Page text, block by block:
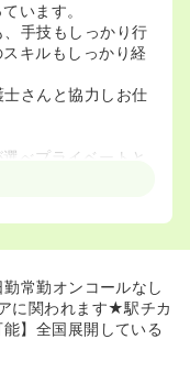
います。
手技もしっかり行
キルもしっかり経
さんと協力しお仕
べプライベートと
！≫
動等もございませ
事可能ですよ♪
常勤オンコールなし
に関われます★駅チカ
】全国展開している